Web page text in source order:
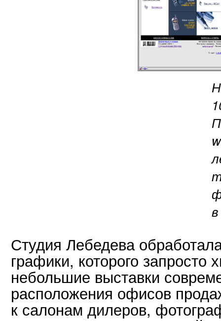
Студия Лебедева
графики, которого запросто
небольшие выставки
расположения офисов
к салонам дилеров,